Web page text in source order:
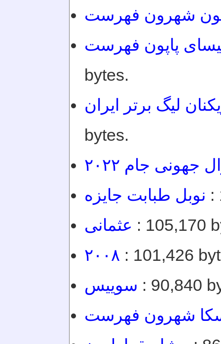
شهرون فهرست
پاپون فهرست
bytes.
لیگ برتر ایران
bytes.
جهونی جام ۲۰۲۲
نوبل طبابت جایزه :
عثمانی : 105,170
۲۰۰۸ : 101,426
سوییس : 90,840
شهرون فهرست